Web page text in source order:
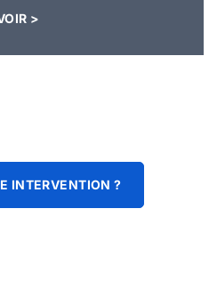
>
INTERVENTION ?